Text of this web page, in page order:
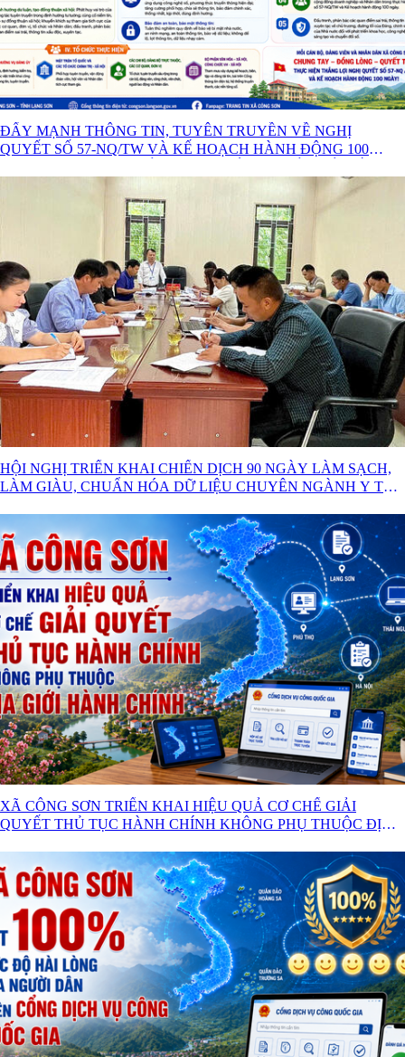
ĐẨY MẠNH THÔNG TIN, TUYÊN TRUYỀN VỀ NGHỊ
QUYẾT SỐ 57-NQ/TW VÀ KẾ HOẠCH HÀNH ĐỘNG 100
HỘI NGHỊ TRIỂN KHAI CHIẾN DỊCH 90 NGÀY LÀM SẠCH,
LÀM GIÀU, CHUẨN HÓA DỮ LIỆU CHUYÊN NGÀNH Y TẾ
XÃ CÔNG SƠN TRIỂN KHAI HIỆU QUẢ CƠ CHẾ GIẢI
QUYẾT THỦ TỤC HÀNH CHÍNH KHÔNG PHỤ THUỘC ĐỊA